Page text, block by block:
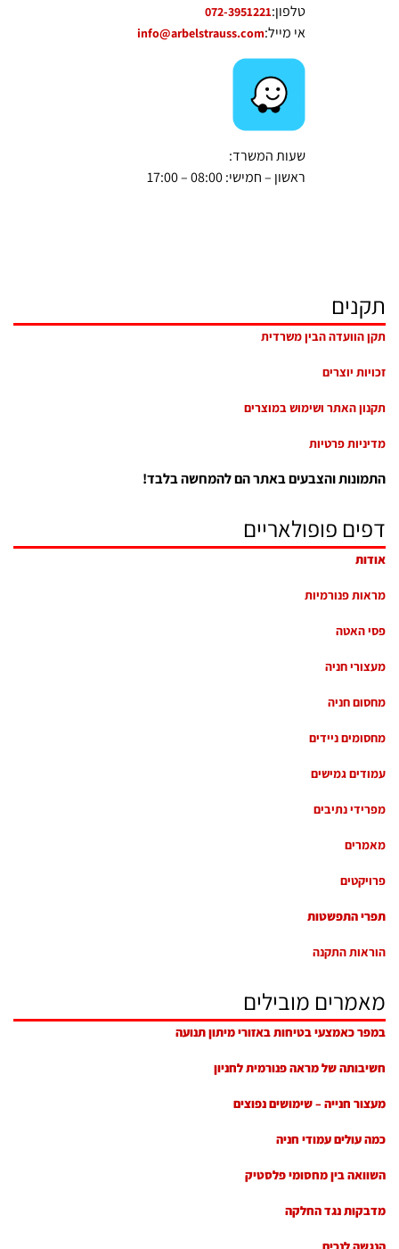
טלפון:072-3951221
אי מייל:info@arbelstrauss.com
שעות המשרד:
ראשון – חמישי: 08:00 – 17:00
תקנים
תקן הוועדה הבין משרדית
זכויות יוצרים
תקנון האתר ושימוש במוצרים
מדיניות פרטיות
התמונות והצבעים באתר הם להמחשה בלבד!
דפים פופולאריים
אודות
מראות פנורמיות
פסי האטה
מעצורי חניה
מחסום חניה
מחסומים ניידים
עמודים גמישים
מפרידי נתיבים
מאמרים
פרויקטים
תפרי התפשטות
הוראות התקנה
מאמרים מובילים
במפר כאמצעי בטיחות באזורי מיתון תנועה
חשיבותה של מראה פנורמית לחניון
מעצור חנייה – שימושים נפוצים
כמה עולים עמודי חניה
השוואה בין מחסומי פלסטיק
מדבקות נגד החלקה